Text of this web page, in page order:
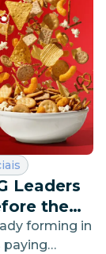
Leaders
the
forming in
paying